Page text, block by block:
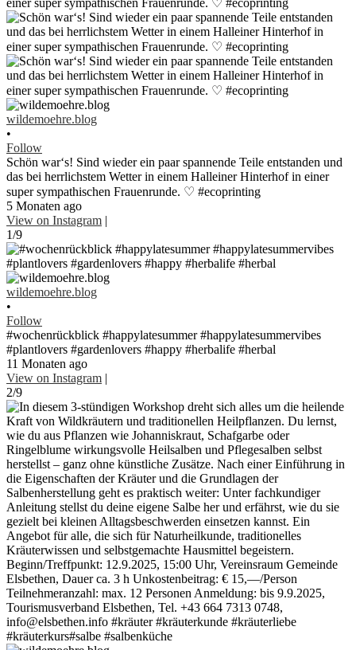
wildemoehre.blog
•
Follow
Schön war‘s! Sind wieder ein paar spannende Teile entstanden und
das bei herrlichstem Wetter in einem Halleiner Hinterhof in einer
super sympathischen Frauenrunde. ♡ #ecoprinting
5 Monaten ago
View on Instagram |
1/9
wildemoehre.blog
•
Follow
#wochenrückblick #happylatesummer #happylatesummervibes
#plantlovers #gardenlovers #happy #herbalife #herbal
11 Monaten ago
View on Instagram |
2/9